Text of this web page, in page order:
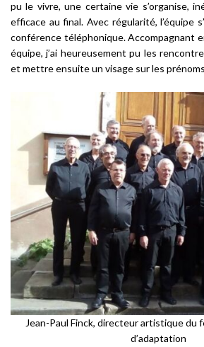
pu le vivre, une certaine vie s’organise,
efficace au final. Avec régularité, l’équipe
conférence téléphonique. Accompagnant
équipe, j’ai heureusement pu les
et mettre ensuite un visage sur les
Jean-Paul Finck, directeur artistique du
d’adaptation